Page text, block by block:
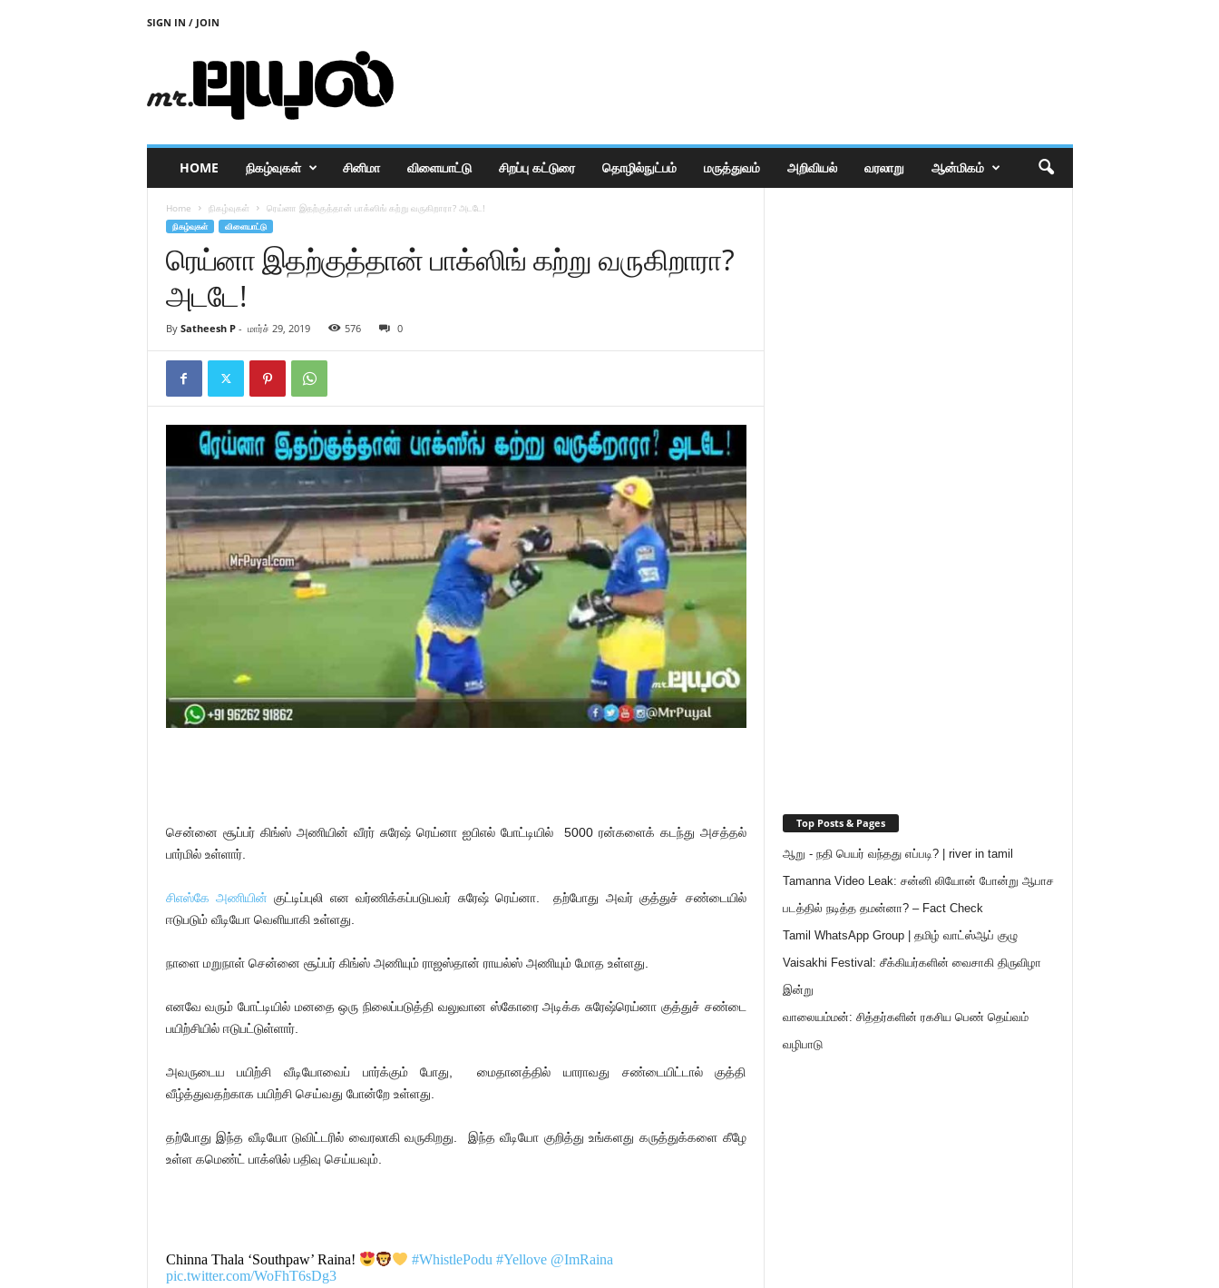
SIGN IN / JOIN
u
HOME நிகழ்வுகள் சினிமா விளையாட்டு சிறப்பு கட்டுரை தொழில்நுட்பம் மருத்துவம் அறிவியல் வரலாறு ஆன்மிகம்
Home நிகழ்வுகள் ரெய்னா இதற்குத்தான் பாக்ஸிங் கற்று வருகிறாரா? அடடே!
நிகழ்வுகள் விளையாட்டு
ரெய்னா இதற்குத்தான் பாக்ஸிங் கற்று வருகிறாரா?
அடடே!
By Satheesh P- மார்ச் 29, 2019 576 0
சென்னை சூப்பர் கிங்ஸ் அணியின் வீரர் சுரேஷ் ரெய்னா ஐபிஎல் போட்டியில் 5000 ரன்களைக் கடந்து அசத்தல்
பார்மில் உள்ளார்.
சிஎஸ்கே அணியின் குட்டிப்புலி என வர்ணிக்கப்படுபவர் சுரேஷ் ரெய்னா. தற்போது அவர் குத்துச் சண்டையில்
ஈடுபடும் வீடியோ வெளியாகி உள்ளது.
நாளை மறுநாள் சென்னை சூப்பர் கிங்ஸ் அணியும் ராஜஸ்தான் ராயல்ஸ் அணியும் மோத உள்ளது.
எனவே வரும் போட்டியில் மனதை ஒரு நிலைப்படுத்தி வலுவான ஸ்கோரை அடிக்க சுரேஷ்ரெய்னா குத்துச் சண்டை
பயிற்சியில் ஈடுபட்டுள்ளார்.
அவருடைய பயிற்சி வீடியோவைப் பார்க்கும் போது, மைதானத்தில் யாராவது சண்டையிட்டால் குத்தி
வீழ்த்துவதற்காக பயிற்சி செய்வது போன்றே உள்ளது.
தற்போது இந்த வீடியோ டுவிட்டரில் வைரலாகி வருகிறது. இந்த வீடியோ குறித்து உங்களது கருத்துக்களை கீழே
உள்ள கமெண்ட் பாக்ஸில் பதிவு செய்யவும்.
Chinna Thala ‘Southpaw’ Raina! #WhistlePodu #Yellove @ImRaina
pic.twitter.com/WoFhT6sDg3
Top Posts & Pages
ஆறு - நதி பெயர் வந்தது எப்படி? | river in tamil
Tamanna Video Leak: சன்னி லியோன் போன்று ஆபாச
படத்தில் நடித்த தமன்னா? – Fact Check
Tamil WhatsApp Group | தமிழ் வாட்ஸ்ஆப் குழு
Vaisakhi Festival: சீக்கியர்களின் வைசாகி திருவிழா
இன்று
வாலையம்மன்: சித்தர்களின் ரகசிய பெண் தெய்வம்
வழிபாடு